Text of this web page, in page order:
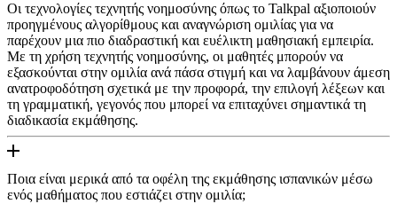
Οι τεχνολογίες τεχνητής νοημοσύνης όπως το Talkpal αξιοποιούν
προηγμένους αλγορίθμους και αναγνώριση ομιλίας για να
παρέχουν μια πιο διαδραστική και ευέλικτη μαθησιακή εμπειρία.
Με τη χρήση τεχνητής νοημοσύνης, οι μαθητές μπορούν να
εξασκούνται στην ομιλία ανά πάσα στιγμή και να λαμβάνουν άμεση
ανατροφοδότηση σχετικά με την προφορά, την επιλογή λέξεων και
τη γραμματική, γεγονός που μπορεί να επιταχύνει σημαντικά τη
διαδικασία εκμάθησης.
Ποια είναι μερικά από τα οφέλη της εκμάθησης ισπανικών μέσω
ενός μαθήματος που εστιάζει στην ομιλία;